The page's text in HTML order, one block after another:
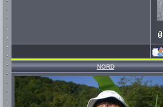
NORD